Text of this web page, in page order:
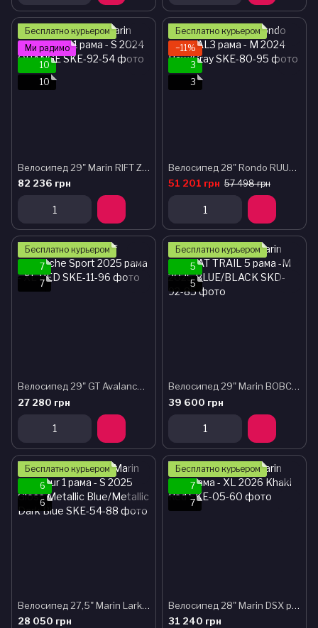
Бесплатно курьером
Ми радимо
10
10
Велосипед 29" Marin RIFT ZONE 1 рама - S 2024 ORANGE
82 236 грн
Бесплатно курьером
−11%
3
3
Велосипед 28" Rondo RUUT AL3 рама - M 2024 Raw/Gray
51 201 грн 57 498 грн
Бесплатно курьером
7
7
Велосипед 29" GT Avalanche Sport 2025 рама - XL RED
27 280 грн
Бесплатно курьером
5
5
Велосипед 29" Marin BOBCAT TRAIL 5 рама -M 2025 BLUE/BLACK
39 600 грн
Бесплатно курьером
6
6
Велосипед 27,5" Marin Larkspur 1 рама - S 2025 Gloss Metallic Blue/Metallic Dark Blue
28 050 грн
Бесплатно курьером
7
7
Велосипед 28" Marin DSX рама - XL 2026 Khaki Red
31 240 грн